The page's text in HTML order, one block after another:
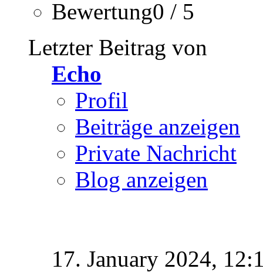
Bewertung0 / 5
Letzter Beitrag von
Echo
Profil
Beiträge anzeigen
Private Nachricht
Blog anzeigen
17. January 2024,